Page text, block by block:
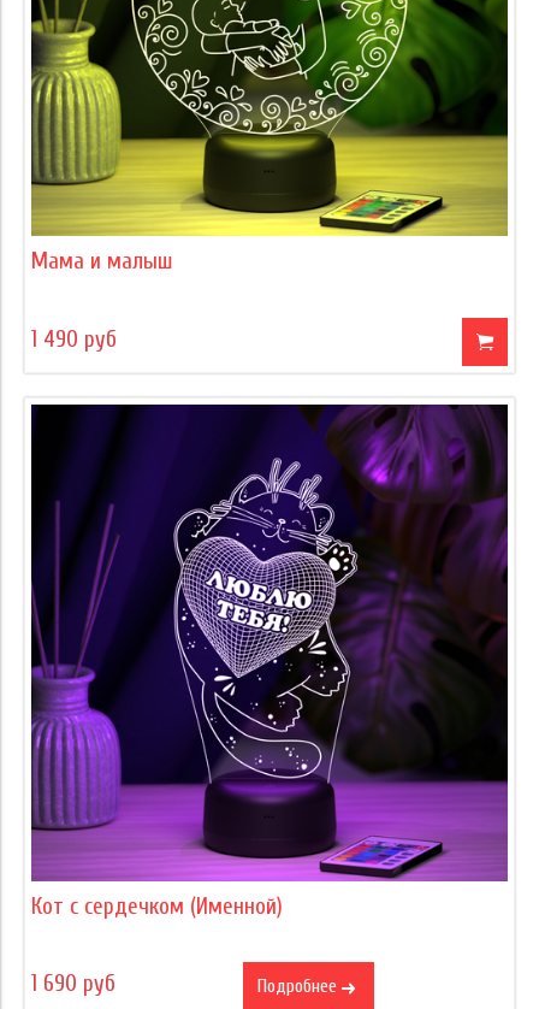
Мама и малыш
1 490 руб
Кот с сердечком (Именной)
1 690 руб Подробнее